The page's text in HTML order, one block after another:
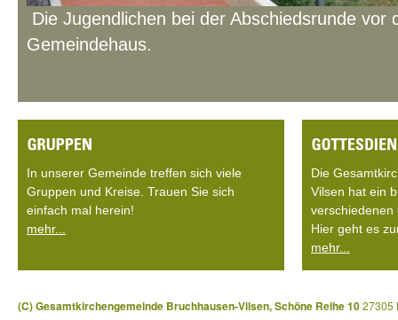
Die Jugendlichen bei der Abschiedsrunde vor
Gemeindehaus.
In unserer Gemeinde treffen sich viele
Gruppen und Kreise. Trauen Sie sich
einfach mal herein!
mehr...
Die
Vilsen hat ein
verschiedenen
Hier geht es
mehr...
(C) Gesamtkirchengemeinde Bruchhausen-Vilsen, Schöne Reihe 1027305